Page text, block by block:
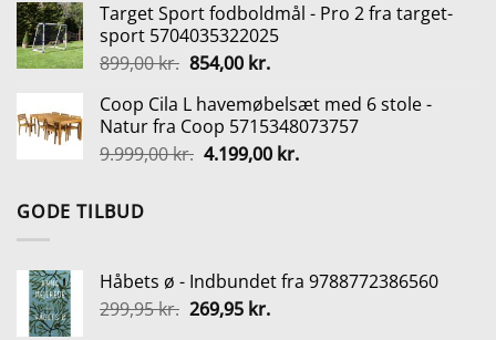
pris
var:
399,95 kr..
pris
er:
200,00 kr..
Target Sport fodboldmål - Pro 2 fra target-
sport 5704035322025
899,00kr. Den
pris
var:
899,00 kr..
854,00 kr.Den
pris
er:
854,00 kr..
Coop Cila L havemøbelsæt med 6 stole -
Natur fra Coop 5715348073757
9.999,00kr. Den
4.199,00 kr.Den
GODE TILBUD
Håbets ø - Indbundet fra 9788772386560
299,95kr. Den
269,95 kr.Den